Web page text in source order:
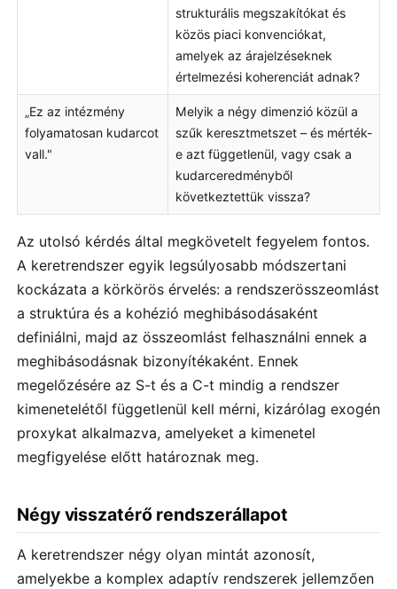
strukturális megszakítókat és
közös piaci konvenciókat,
amelyek az árajelzéseknek
értelmezési koherenciát adnak?
„Ez az intézmény
folyamatosan kudarcot
vall."
Melyik a négy dimenzió közül a
szűk keresztmetszet – és mérték-
e azt függetlenül, vagy csak a
kudarceredményből
következtettük vissza?
Az utolsó kérdés által megkövetelt fegyelem fontos.
A keretrendszer egyik legsúlyosabb módszertani
kockázata a körkörös érvelés: a rendszerösszeomlást
a struktúra és a kohézió meghibásodásaként
definiálni, majd az összeomlást felhasználni ennek a
meghibásodásnak bizonyítékaként. Ennek
megelőzésére az S-t és a C-t mindig a rendszer
kimenetelétől függetlenül kell mérni, kizárólag exogén
proxykat alkalmazva, amelyeket a kimenetel
megfigyelése előtt határoznak meg.
Négy visszatérő rendszerállapot
A keretrendszer négy olyan mintát azonosít,
amelyekbe a komplex adaptív rendszerek jellemzően